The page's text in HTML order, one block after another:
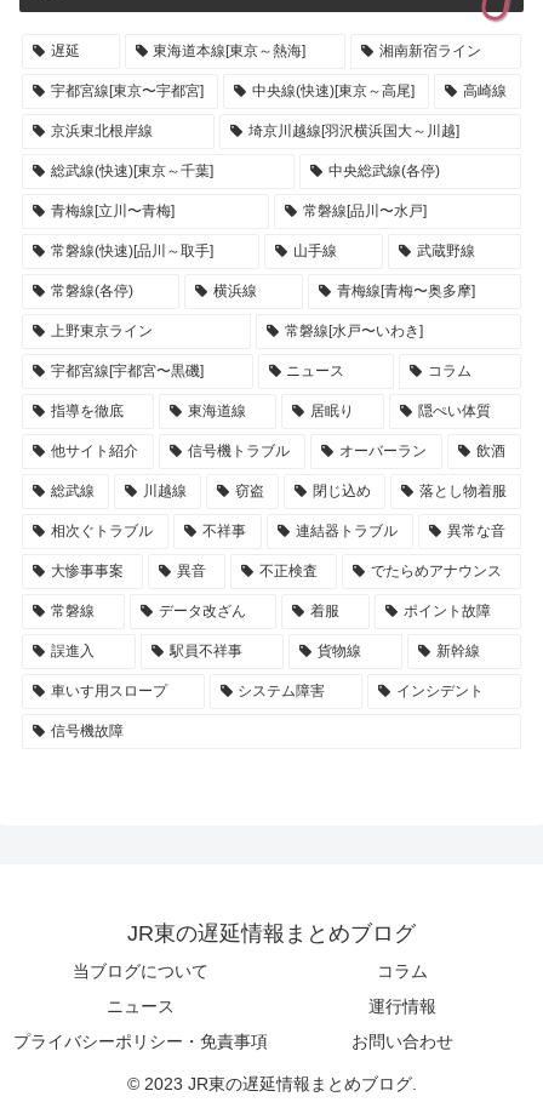
遅延 東海道本線[東京～熱海] 湘南新宿ライン
宇都宮線[東京〜宇都宮] 中央線(快速)[東京～高尾] 高崎線
京浜東北根岸線 埼京川越線[羽沢横浜国大～川越]
総武線(快速)[東京～千葉] 中央総武線(各停)
青梅線[立川〜青梅] 常磐線[品川〜水戸]
常磐線(快速)[品川～取手] 山手線 武蔵野線
常磐線(各停) 横浜線 青梅線[青梅〜奥多摩]
上野東京ライン 常磐線[水戸〜いわき]
宇都宮線[宇都宮〜黒磯] ニュース コラム
指導を徹底 東海道線 居眠り 隠ぺい体質
他サイト紹介 信号機トラブル オーバーラン 飲酒
総武線 川越線 窃盗 閉じ込め 落とし物着服
相次ぐトラブル 不祥事 連結器トラブル 異常な音
大惨事事案 異音 不正検査 でたらめアナウンス
常磐線 データ改ざん 着服 ポイント故障
誤進入 駅員不祥事 貨物線 新幹線
車いす用スロープ システム障害 インシデント
信号機故障
JR東の遅延情報まとめブログ
当ブログについて
コラム
ニュース
運行情報
プライバシーポリシー・免責事項
お問い合わせ
© 2023 JR東の遅延情報まとめブログ.